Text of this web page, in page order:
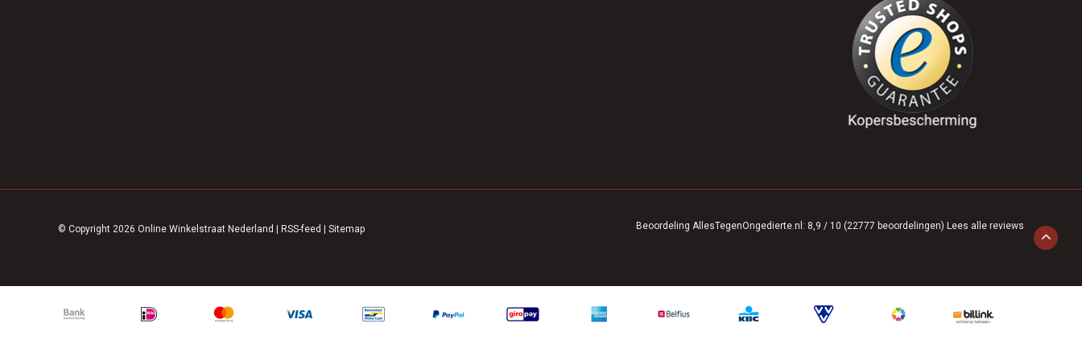
© Copyright 2026 Online Winkelstraat Nederland RSS-feed Sitemap Beoordeling AllesTegenOngedierte.nl : 8,9 / 10 (22777 beoordelingen) Lees alle reviews